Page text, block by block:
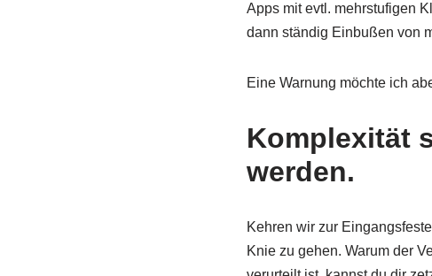
Apps mit evtl. mehrstufigen
dann ständig Einbußen von
Eine Warnung möchte ich
Komplexität
werden.
Kehren wir zur
Knie zu gehen. Warum der